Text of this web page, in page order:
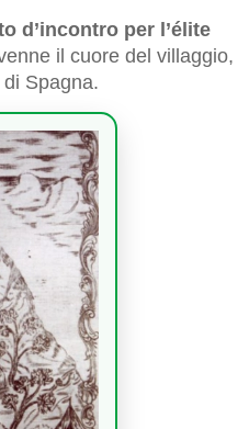
d’incontro per l’élite
il cuore del villaggio,
Spagna.